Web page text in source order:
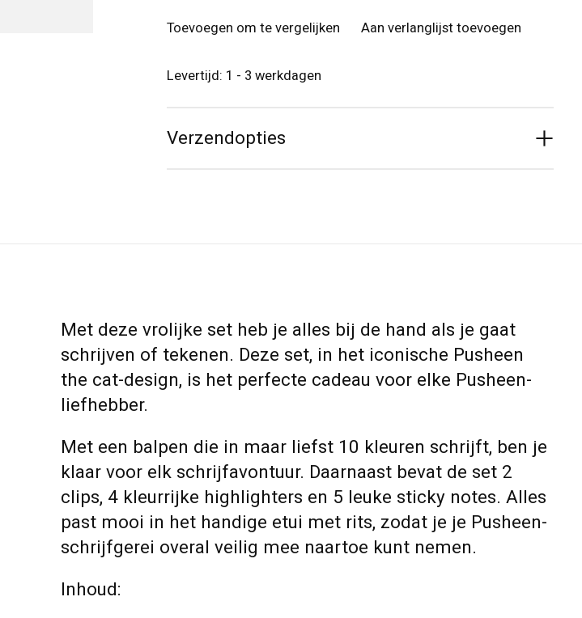
Toevoegen om te vergelijken Aan verlanglijst toevoegen
Levertijd: 1 - 3 werkdagen
Verzendopties
Met deze vrolijke set heb je alles bij de hand als je gaat
schrijven of tekenen. Deze set, in het iconische Pusheen
the cat-design, is het perfecte cadeau voor elke Pusheen-
liefhebber.
Met een balpen die in maar liefst 10 kleuren schrijft, ben je
klaar voor elk schrijfavontuur. Daarnaast bevat de set 2
clips, 4 kleurrijke highlighters en 5 leuke sticky notes. Alles
past mooi in het handige etui met rits, zodat je je Pusheen-
schrijfgerei overal veilig mee naartoe kunt nemen.
Inhoud: